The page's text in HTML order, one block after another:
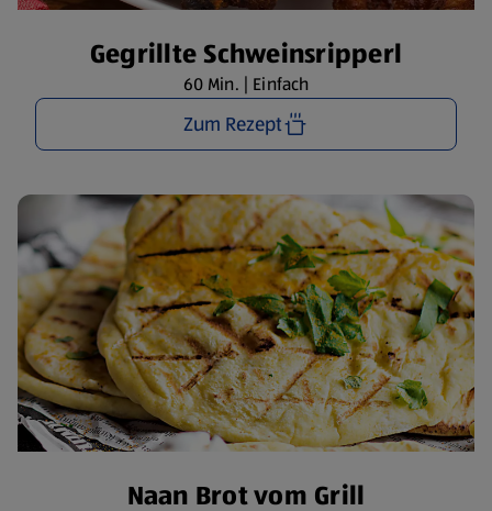
Gegrillte Schweinsripperl
60 Min. | Einfach
Zum Rezept
Naan Brot vom Grill